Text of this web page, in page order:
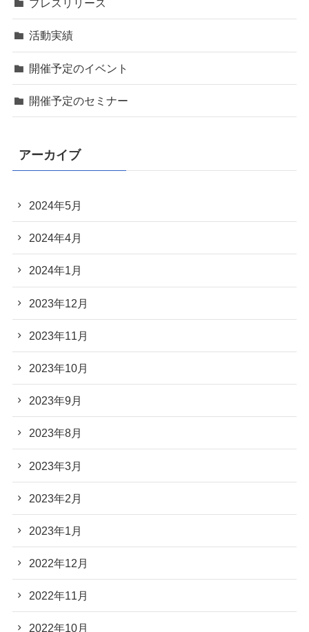
プレスリリース
活動実績
開催予定のイベント
開催予定のセミナー
アーカイブ
2024年5月
2024年4月
2024年1月
2023年12月
2023年11月
2023年10月
2023年9月
2023年8月
2023年3月
2023年2月
2023年1月
2022年12月
2022年11月
2022年10月